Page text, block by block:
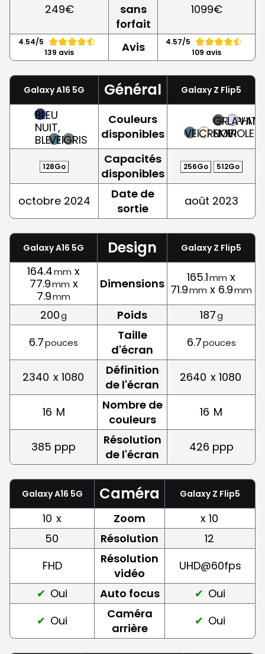
249€
sans
forfait
1099€
4.54/5
139 avis
Avis
4.57/5
109 avis
Galaxy A16 5G Général Galaxy Z Flip5
BLEU
NUIT,
BLEUVERTGRIS
Couleurs
disponibles
VERTCREME
GRAPHITE,
NOIRVIOLET
128Go
Capacités
disponibles
256Go 512Go
octobre 2024
Date de
sortie
août 2023
Galaxy A16 5G Design Galaxy Z Flip5
164.4mm x
77.9mm x
7.9mm
Dimensions 165.1mm x
71.9mm x 6.9mm
200g Poids 187g
6.7pouces
Taille
d'écran
6.7pouces
2340 x 1080
Définition
de l'écran
2640 x 1080
16 M
Nombre de
couleurs
16 M
385 ppp
Résolution
de l'écran
426 ppp
Galaxy A16 5G Caméra Galaxy Z Flip5
10 x Zoom
x 10
50
Résolution
12
FHD
Résolution
vidéo
UHD@60fps
Oui
Auto focus
Oui
Oui
Caméra
arrière
Oui